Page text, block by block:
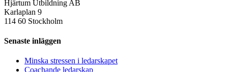
Hjärtum Utbildning AB
Karlaplan 9
114 60 Stockholm
Senaste inläggen
Minska stressen i ledarskapet
Coachande ledarskap